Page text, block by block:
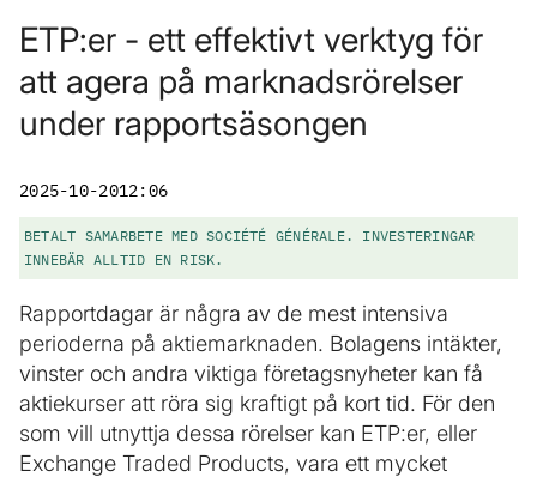
ETP:er - ett effektivt verktyg för
att agera på marknadsrörelser
under rapportsäsongen
2025-10-2012:06
BETALT SAMARBETE MED SOCIÉTÉ GÉNÉRALE. INVESTERINGAR
INNEBÄR ALLTID EN RISK.
Rapportdagar är några av de mest intensiva
perioderna på aktiemarknaden. Bolagens intäkter,
vinster och andra viktiga företagsnyheter kan få
aktiekurser att röra sig kraftigt på kort tid. För den
som vill utnyttja dessa rörelser kan ETP:er, eller
Exchange Traded Products, vara ett mycket